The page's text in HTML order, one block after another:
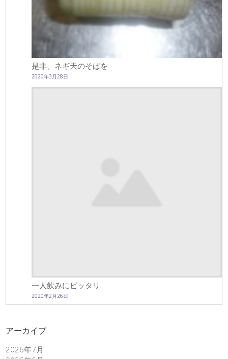
是非、ネギ天のそばを
2020年3月28日
一人飲みにピッタリ
2020年2月26日
アーカイブ
2026年7月